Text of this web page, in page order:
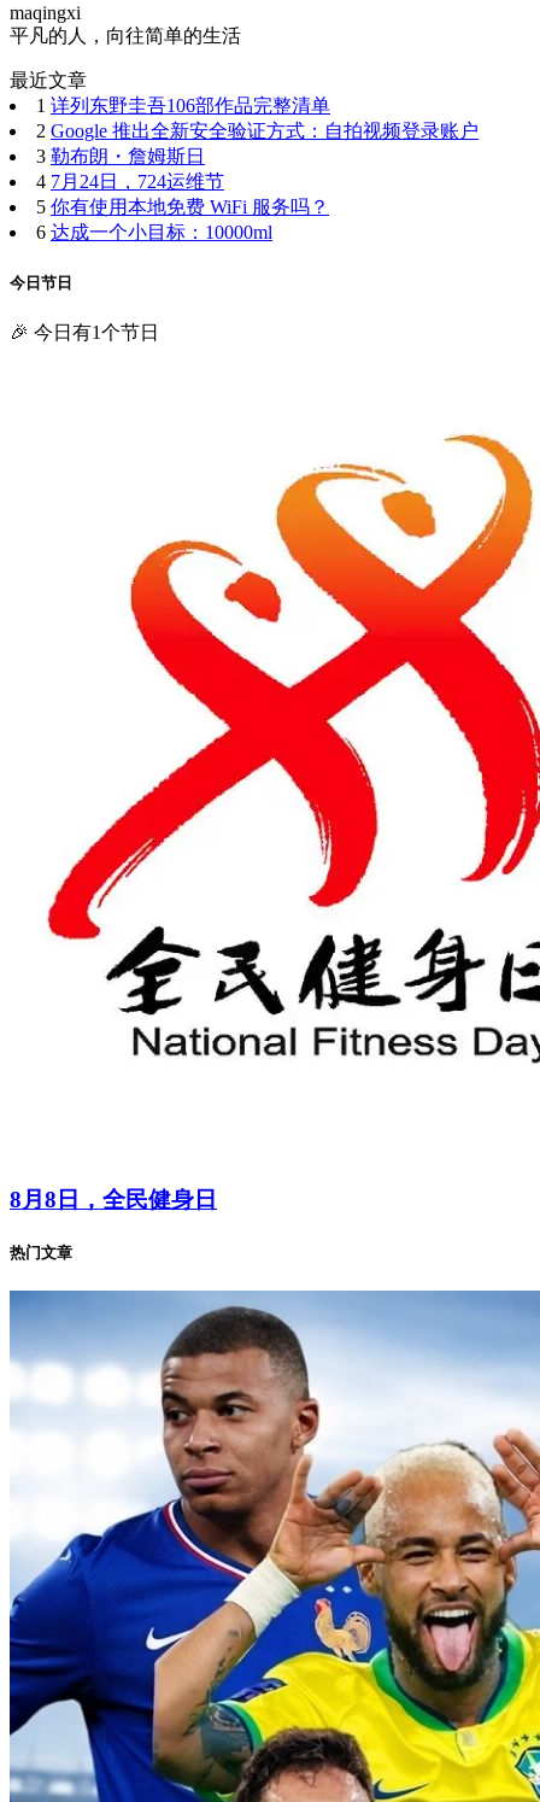
maqingxi
平凡的人，向往简单的生活
最近文章
1 详列东野圭吾106部作品完整清单
2 Google 推出全新安全验证方式：自拍视频登录账户
3 勒布朗・詹姆斯日
4 7月24日，724运维节
5 你有使用本地免费 WiFi 服务吗？
6 达成一个小目标：10000ml
今日节日
🎉 今日有1个节日
8月8日，全民健身日
热门文章